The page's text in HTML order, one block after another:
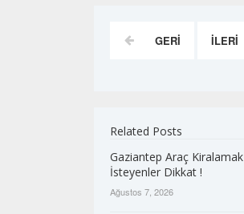
GERI İLERI
Related Posts
Gaziantep Araç Kiralamak
İsteyenler Dikkat !
Ağustos 7, 2026